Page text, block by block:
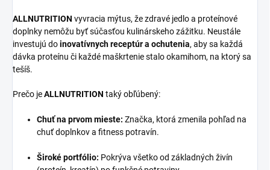
ALLNUTRITION vyvracia mýtus, že zdravé jedlo a proteínové
doplnky nemôžu byť súčasťou kulinárskeho zážitku. Neustále
investujú doinovatívnych receptúr a ochutenia, aby sa každá
dávka proteínu či každé maškrtenie stalo okamihom, na ktorý sa
tešíš.
Prečo jeALLNUTRITION taký obľúbený:
Chuť na prvom mieste: Značka, ktorá zmenila pohľad na
chuť doplnkov a fitness potravín.
Široké portfólio: Pokrýva všetko od základných živín